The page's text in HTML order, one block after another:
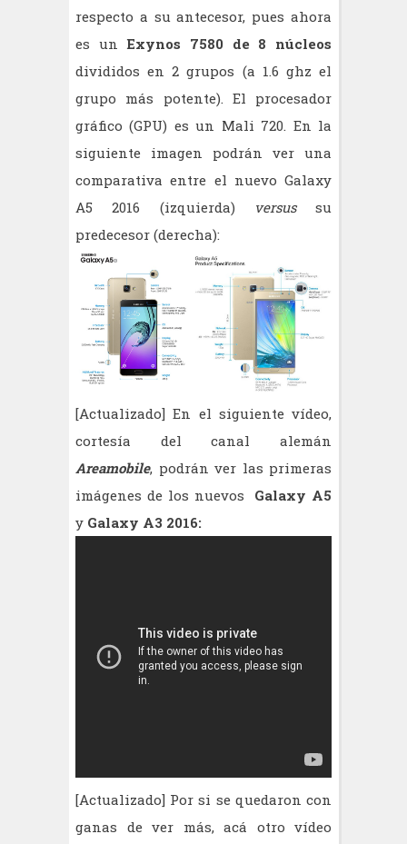
respecto a su antecesor, pues ahora
es unExynos 7580 de 8 núcleos
divididos en 2 grupos (a 1.6 ghz el
grupo más potente). El procesador
gráfico (GPU) es un Mali 720. En la
siguiente imagen podrán ver una
comparativa entre el nuevo Galaxy
A5 2016 (izquierda)
versussu
predecesor (derecha):
[Actualizado] En el siguiente vídeo,
cortesía del canal alemán
Areamobile, podrán ver las primeras
imágenes de los nuevos
Galaxy A5
y Galaxy A3 2016:
[Actualizado] Por si se quedaron con
ganas de ver más, acá otro vídeo